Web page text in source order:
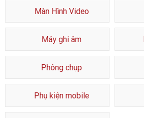
Màn Hình Video
Máy ghi âm
Phông chụp
Phụ kiện mobile